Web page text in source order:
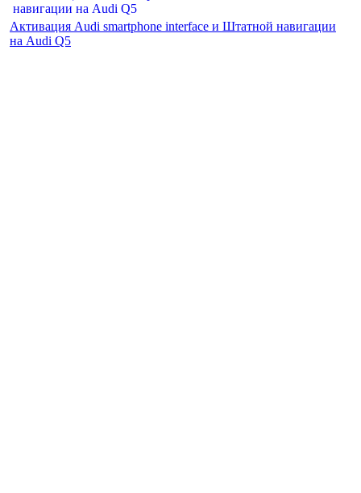
Активация Audi smartphone interface и Штатной навигации
на Audi Q5